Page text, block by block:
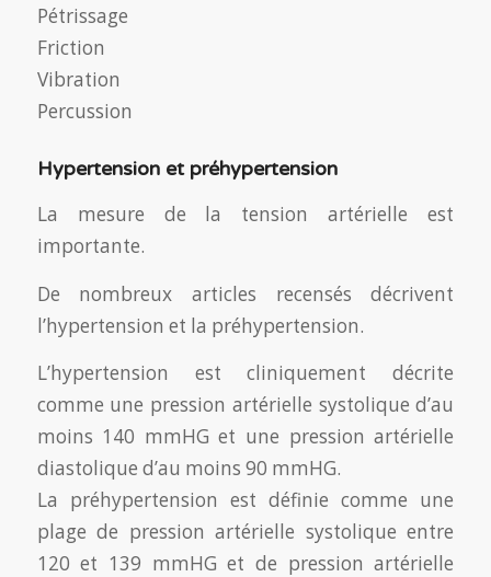
Pétrissage
Friction
Vibration
Percussion
Hypertension et préhypertension
La mesure de la tension artérielle est
importante.
De nombreux articles recensés décrivent
l’hypertension et la préhypertension.
L’hypertension est cliniquement décrite
comme une pression artérielle systolique d’au
moins 140 mmHG et une pression artérielle
diastolique d’au moins 90 mmHG.
La préhypertension est définie comme une
plage de pression artérielle systolique entre
120 et 139 mmHG et de pression artérielle